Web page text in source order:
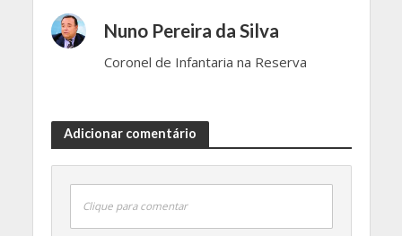
Nuno Pereira da Silva
Coronel de Infantaria na Reserva
Adicionar comentário
Clique para comentar